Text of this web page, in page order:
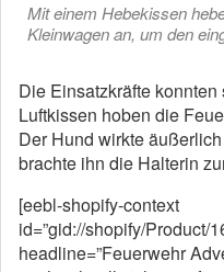
Mit einem Hebekissen
Kleinwagen an, um den
Die Einsatzkräfte
Luftkissen hoben die
Der Hund wirkte
brachte ihn die Halterin
[eebl-shopify-context
id=”gid://shopify/Product/
headline=”Feuerwehr